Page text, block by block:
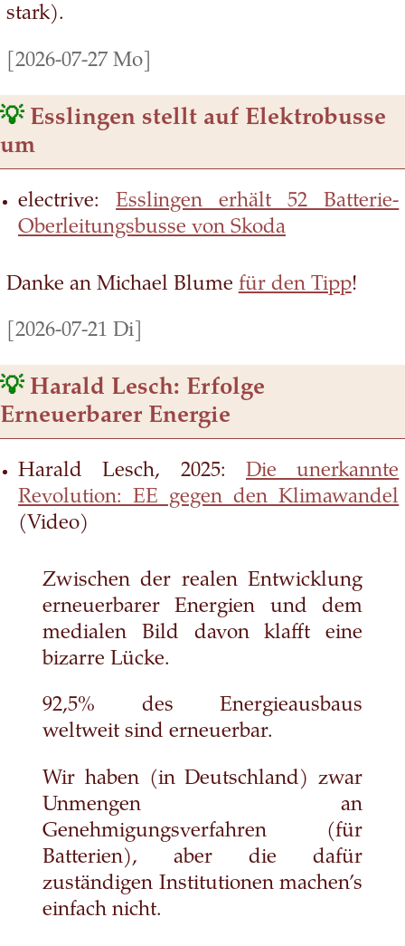
stark).
[2026-07-27 Mo]
💡Esslingen stellt auf Elektrobusse
um
electrive:Esslingen erhält 52 Batterie-
Oberleitungsbusse von Skoda
Danke an Michael Blume für den Tipp!
[2026-07-21 Di]
💡Harald Lesch: Erfolge
Erneuerbarer Energie
Harald Lesch, 2025: Die unerkannte
Revolution: EE gegen den Klimawandel
(Video)
Zwischen der realen Entwicklung
erneuerbarer Energien und dem
medialen Bild davon klafft eine
bizarre Lücke.
92,5% des Energieausbaus
weltweit sind erneuerbar.
Wir haben (in Deutschland) zwar
Unmengen an
Genehmigungsverfahren (für
Batterien), aber die dafür
zuständigen Institutionen machen’s
einfach nicht.